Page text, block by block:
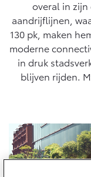
Corolla Cross
HYBRIDE
Vanaf € 39.995,-
10 jaar
Toyota
Onderdelen &
Banden
Energie en slim
Verzekeren
Toyota
Bedrijfswagens
Bedrijfswagens
Financieren of
Verzekeren
cyclus, conform
overal in
aandrijflijnen,
130 pk, maken
moderne
in druk
blijven rijden.